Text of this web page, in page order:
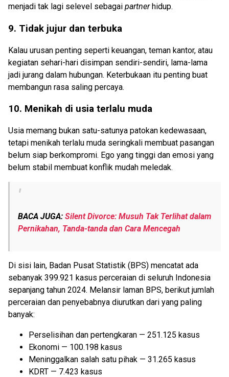
menjadi tak lagi selevel sebagai partnerhidup.
9. Tidak jujur dan terbuka
Kalau urusan penting seperti keuangan, teman kantor, atau
kegiatan sehari-hari disimpan sendiri-sendiri, lama-lama
jadi jurang dalam hubungan. Keterbukaan itu penting buat
membangun rasa saling percaya.
10. Menikah di usia terlalu muda
Usia memang bukan satu-satunya patokan kedewasaan,
tetapi menikah terlalu muda seringkali membuat pasangan
belum siap berkompromi. Ego yang tinggi dan emosi yang
belum stabil membuat konflik mudah meledak.
BACA JUGA: Silent Divorce: Musuh Tak Terlihat dalam
Pernikahan, Tanda-tanda dan Cara Mencegah
Di sisi lain, Badan Pusat Statistik (BPS) mencatat ada
sebanyak 399.921 kasus perceraian di seluruh Indonesia
sepanjang tahun 2024. Melansir laman BPS, berikut jumlah
perceraian dan penyebabnya diurutkan dari yang paling
banyak:
Perselisihan dan pertengkaran — 251.125 kasus
Ekonomi — 100.198 kasus
Meninggalkan salah satu pihak — 31.265 kasus
KDRT — 7.423 kasus